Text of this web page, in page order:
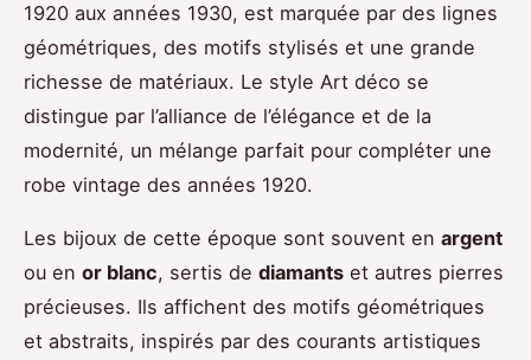
1920 aux années 1930, est marquée par des lignes
géométriques, des motifs stylisés et une grande
richesse de matériaux. Le style Art déco se
distingue par l’alliance de l’élégance et de la
modernité, un mélange parfait pour compléter une
robe vintage des années 1920.
Les bijoux de cette époque sont souvent en argent
ou en or blanc, sertis de diamants et autres pierres
précieuses. Ils affichent des motifs géométriques
et abstraits, inspirés par des courants artistiques